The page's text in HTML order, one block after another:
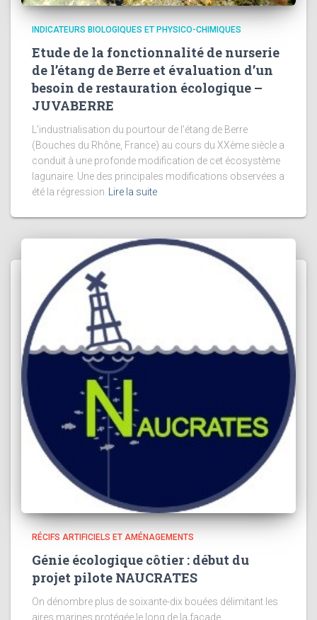
INDICATEURS BIOLOGIQUES ET PHYSICO-CHIMIQUES
Etude de la fonctionnalité de nurserie
de l’étang de Berre et évaluation d’un
besoin de restauration écologique –
JUVABERRE
L’industrialisation du pourtour de l’étang de Berre
(Bouches du Rhône, France) au cours du XXème siècle a
conduit à une profonde modification de cet écosystème
lagunaire. Une des principales modifications observées a
été la régression
Lire la suite
RÉCIFS ARTIFICIELS ET AMÉNAGEMENTS
Génie écologique côtier : début du
projet pilote NAUCRATES
On dénombre plus de soixante-dix bouées délimitant les
aires marines protégée le long de la façade